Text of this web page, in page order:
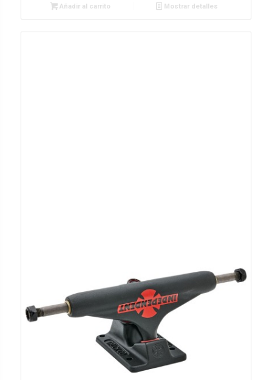
Añadir al carrito Mostrar detalles